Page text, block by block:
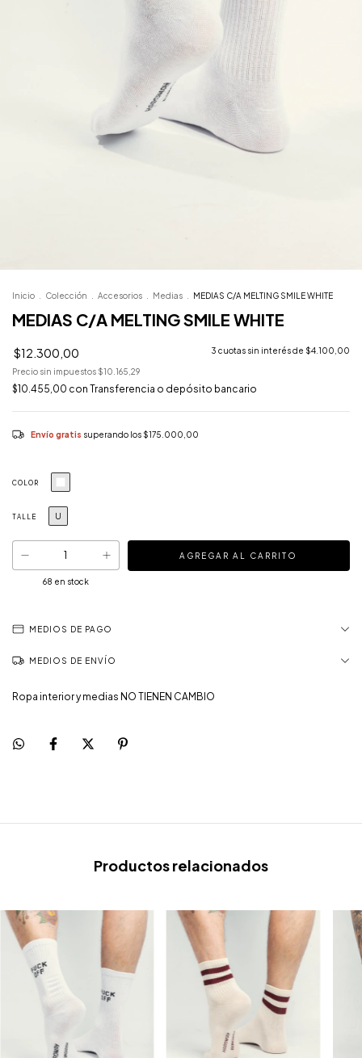
Inicio Colección Accesorios Medias MEDIAS C/A MELTING SMILE WHITE
MEDIAS C/A MELTING SMILE WHITE
$12.300,00 3 cuotas sin interés de $4.100,00
Precio sin impuestos $10.165,29
$10.455,00 con Transferencia o depósito bancario
Envío gratis superando los $175.000,00
COLOR
TALLE U
68 en stock
MEDIOS DE PAGO
MEDIOS DE ENVÍO
Ropa interior y medias NO TIENEN CAMBIO
Productos relacionados